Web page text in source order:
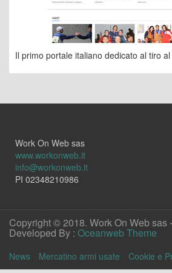
Il primo portale italiano dedicato al tiro al
Work On Web sas
www.workonweb.it
info@workonweb.it
PI 02348210986
Copyright © 2018. Work On Web sas
Developed By : Oceanweb Theme
News Mercatino armi usate Cookie e